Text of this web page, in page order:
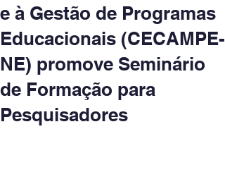
e à Gestão de Programas
Educacionais (CECAMPE-
NE) promove Seminário
de Formação para
Pesquisadores